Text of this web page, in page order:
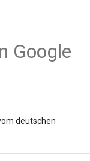
Google
deutschen